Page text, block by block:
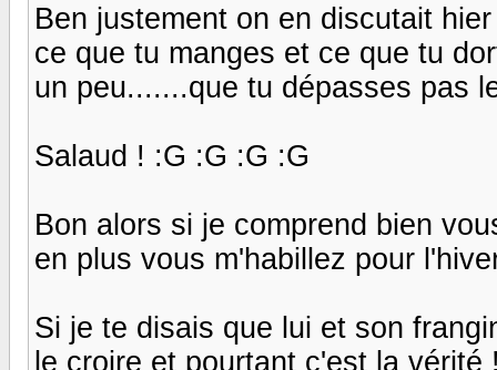
Ben justement on en discutait
ce que tu manges et ce que tu
un peu.......que tu dépasses pas
Salaud ! :G :G :G :G
Bon alors si je comprend bien
en plus vous m'habillez pour
Si je te disais que lui et son
le croire et pourtant c'est la vérité